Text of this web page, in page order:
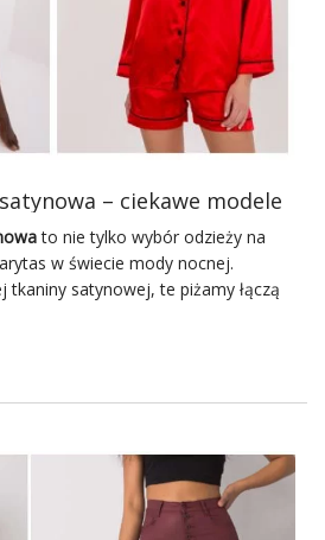
– ciekawe modele
to nie tylko wybór odzieży na
w świecie mody nocnej.
tkaniny satynowej, te piżamy łączą
satynowa –